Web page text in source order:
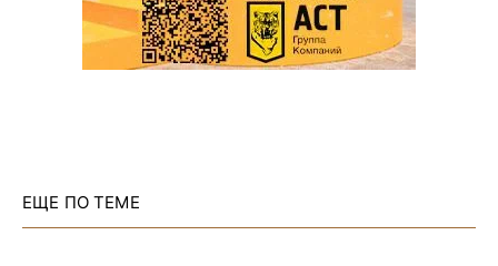
ЕЩЕ ПО ТЕМЕ